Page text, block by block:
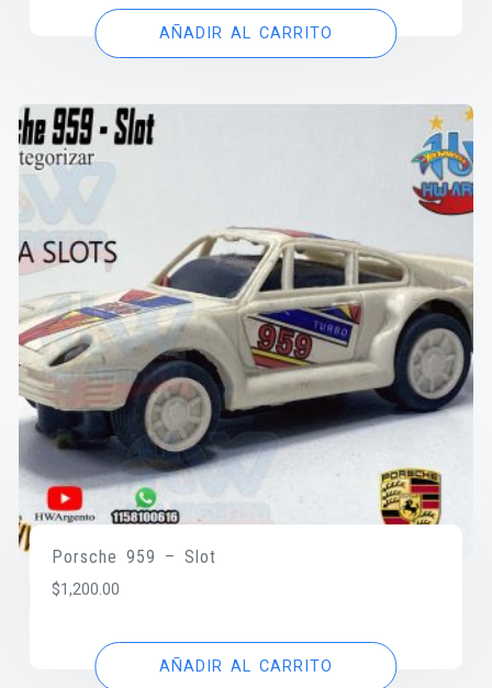
AÑADIR AL CARRITO
Porsche 959 – Slot
$1,200.00
AÑADIR AL CARRITO